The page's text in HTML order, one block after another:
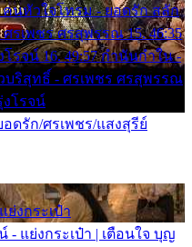
คนหัวใจโทรม - ยอดรัก สลัก
ศรเพชร ศรสุพรรณ 15. 46:35
รจน์ 16. 49:57 กำนันกำใน -
บริสุทธิ์ - ศรเพชร ศรสุพรรณ
งโรจน์
ดรัก/ศรเพชร/แสงสุรีย์
ย่งกระเป๋า
- แย่งกระเป๋า | เตือนใจ บุญ